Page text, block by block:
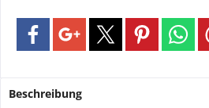
Beschreibung